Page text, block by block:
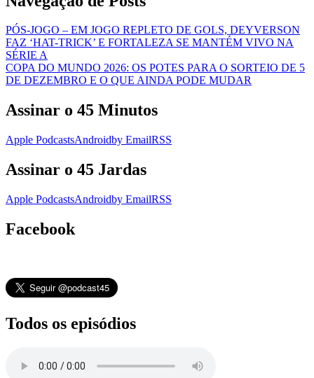
PÓS-JOGO – EM JOGO REPLETO DE GOLS, DEYVERSON
FAZ ‘HAT-TRICK’ E FORTALEZA SE MANTÉM VIVO NA
SÉRIE A
COPA DO MUNDO 2026: OS POTES PARA O SORTEIO DE 5
DE DEZEMBRO E O QUE AINDA PODE MUDAR
Assinar o 45 Minutos
Apple PodcastsAndroidby EmailRSS
Assinar o 45 Jardas
Apple PodcastsAndroidby EmailRSS
Facebook
Todos os episódios